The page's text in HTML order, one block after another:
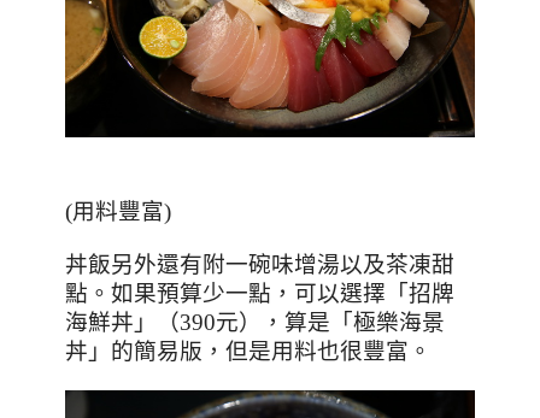
(用料豐富)
丼飯另外還有附一碗味增湯以及茶凍甜
點。如果預算少一點，可以選擇「招牌
海鮮丼」（390元），算是「極樂海景
丼」的簡易版，但是用料也很豐富。